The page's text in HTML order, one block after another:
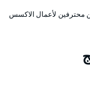
محترفين لأعمال الاكسس